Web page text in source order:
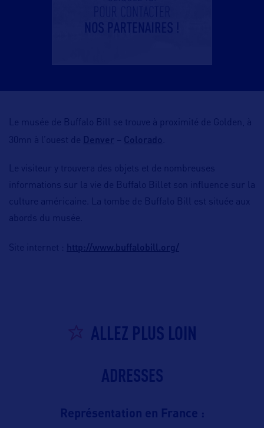
Le musée de Buffalo Bill se trouve à proximité de Golden, à
30mn à l’ouest de Denver – Colorado
Le visiteur y trouvera des objets et de nombreuses
informations sur la vie de Buffalo Billet son influence sur la
culture américaine. La tombe de Buffalo Bill est située aux
abords du musée.
Site internet : http://www.buffalobill.org/
ALLEZ PLUS LOIN
ADRESSES
Représentation en France :